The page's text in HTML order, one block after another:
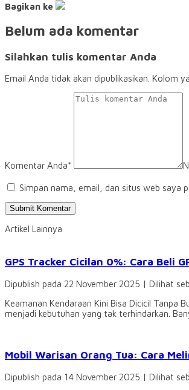
Bagikan ke
Belum ada komentar
Silahkan tulis komentar Anda
Email Anda tidak akan dipublikasikan. Kolom
Komentar Anda*
Simpan nama, email, dan situs web saya
Artikel Lainnya
GPS Tracker Cicilan 0%: Cara Beli
Dipublish pada 22 November 2025 | Dilihat
Keamanan Kendaraan Kini Bisa Dicicil Tanpa
menjadi kebutuhan yang tak terhindarkan.
Mobil Warisan Orang Tua: Cara
Dipublish pada 14 November 2025 | Dilihat